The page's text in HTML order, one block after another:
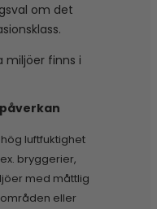
om det
miljöer finns i
luftfuktighet
bryggerier,
med måttlig
eller